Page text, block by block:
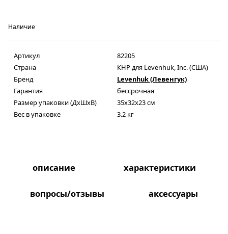
Наличие
Артикул
82205
Страна
КНР для Levenhuk, Inc. (США)
Бренд
Levenhuk (Левенгук)
Гарантия
бессрочная
Размер упаковки (ДxШxВ)
35x32x23 см
Вес в упаковке
3.2 кг
описание характеристики
вопросы/отзывы аксессуары